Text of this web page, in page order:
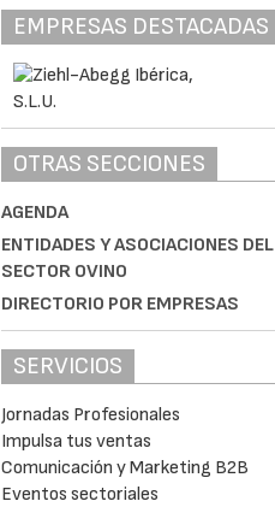
EMPRESAS DESTACADAS
OTRAS SECCIONES
AGENDA
ENTIDADES Y ASOCIACIONES DEL
SECTOR OVINO
DIRECTORIO POR EMPRESAS
SERVICIOS
Jornadas Profesionales
Impulsa tus ventas
Comunicación y Marketing B2B
Eventos sectoriales